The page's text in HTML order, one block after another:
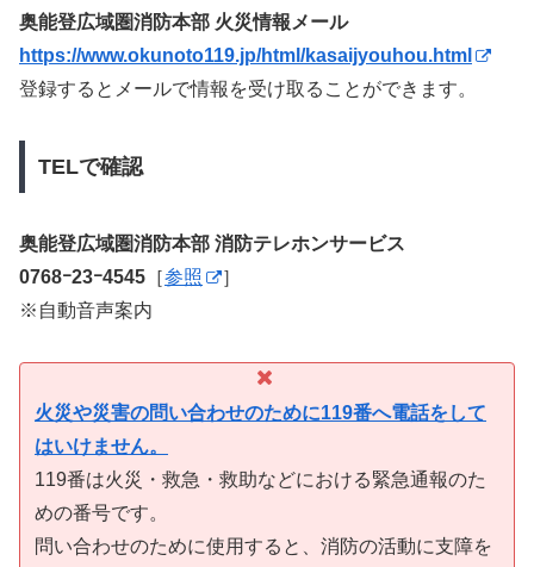
奥能登広域圏消防本部 火災情報メール
https://www.okunoto119.jp/html/kasaijyouhou.html
登録するとメールで情報を受け取ることができます。
TELで確認
奥能登広域圏消防本部 消防テレホンサービス
0768ｰ23ｰ4545 ［参照
］
※自動音声案内
火災や災害の問い合わせのために119番へ電話をして
はいけません。
119番は火災・救急・救助などにおける緊急通報のた
めの番号です。
問い合わせのために使用すると、消防の活動に支障を